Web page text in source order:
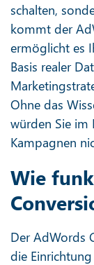
schalten,
kommt der
ermöglicht es
Basis realer
Ohne das
würden Sie
Kampagnen
Wie
Der AdWords
die